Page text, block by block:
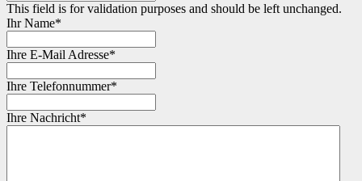
This field is for validation purposes and should be left unchanged.
Ihr Name*
Ihre E-Mail Adresse*
Ihre Telefonnummer*
Ihre Nachricht*